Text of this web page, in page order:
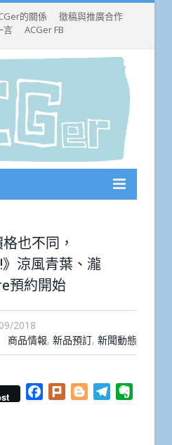
的關係
徵稿與推廣合作
言
ACGer FB
也不同，
涼風青葉、瀧
預約開始
2018
商品情報, 新品預訂, 新聞動態
Facebook
Plurk BloggerTelegram